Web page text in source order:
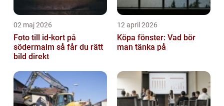
02 maj 2026
Foto till id-kort på
södermalm så får du rätt
bild direkt
12 april 2026
Köpa fönster: Vad bör
man tänka på